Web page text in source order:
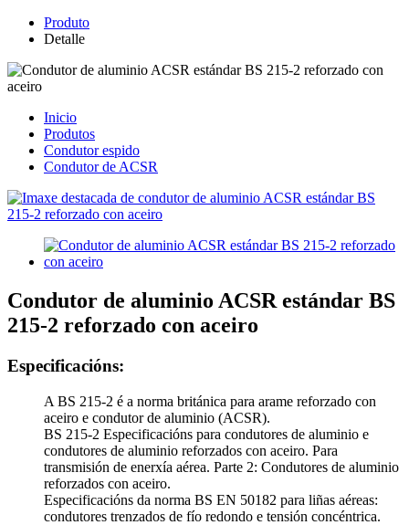
Produto
Detalle
Inicio
Produtos
Condutor espido
Condutor de ACSR
Condutor de aluminio ACSR estándar BS
215-2 reforzado con aceiro
Especificacións:
A BS 215-2 é a norma británica para arame reforzado con
aceiro e condutor de aluminio (ACSR).
BS 215-2 Especificacións para condutores de aluminio e
condutores de aluminio reforzados con aceiro. Para
transmisión de enerxía aérea. Parte 2: Condutores de aluminio
reforzados con aceiro.
Especificacións da norma BS EN 50182 para liñas aéreas:
condutores trenzados de fío redondo e tensión concéntrica.